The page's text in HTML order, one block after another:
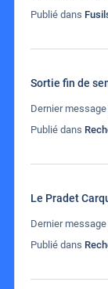
Publié dans
Sortie fin de
Dernier
Publié dans
Le Pradet
Dernier
Publié dans